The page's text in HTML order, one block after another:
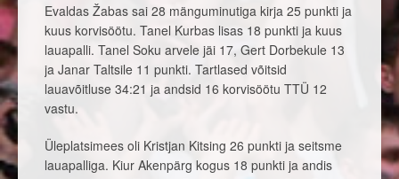
Evaldas Žabas sai 28 mänguminutiga kirja 25 punkti ja
kuus korvisöötu. Tanel Kurbas lisas 18 punkti ja kuus
lauapalli. Tanel Soku arvele jäi 17, Gert Dorbekule 13
ja Janar Taltsile 11 punkti. Tartlased võitsid
lauavõitluse 34:21 ja andsid 16 korvisöötu TTÜ 12
vastu.
Üleplatsimees oli Kristjan Kitsing 26 punkti ja seitsme
lauapalliga. Kiur Akenpärg kogus 18 punkti ja andis